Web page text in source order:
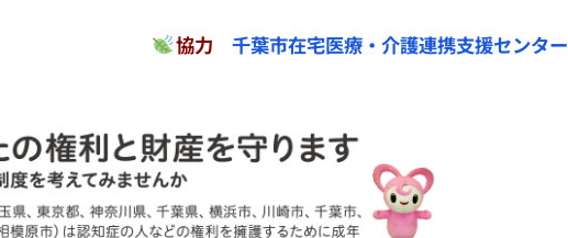
協力 千葉市在宅医療・介護連携支援センター